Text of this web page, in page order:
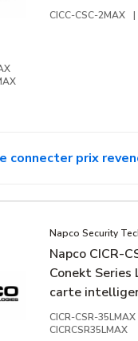
CICC-CSC-2MAX |
connecter prix
Napco Security
Napco CICR-
Conekt Series
carte
contact, 13,56
compatible
CICR-CSR-35LMAX
CICRCSR35LMAX